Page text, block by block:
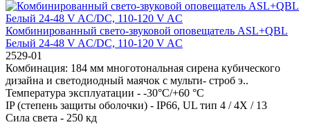
Комбинированный свето-звуковой оповещатель ASL+QBL
Белый 24-48 V AC/DC, 110-120 V AC
2529-01
Комбинация: 184 мм многотональная сирена кубического
дизайна и светодиодный маячок с мульти- строб э..
Температура эксплуатации - -30°C/+60 °C
IP (степень защиты оболочки) - IP66, UL тип 4 / 4X / 13
Сила света - 250 кд